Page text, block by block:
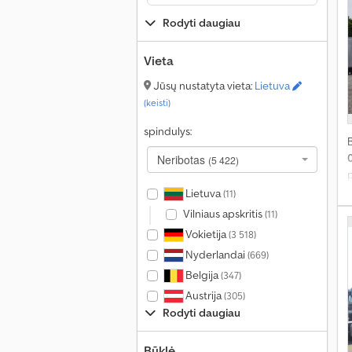
Rodyti daugiau
Vieta
Jūsų nustatyta vieta: Lietuva
(keisti)
spindulys:
Neribotas (5 422)
Lietuva(11)
Vilniaus apskritis(11)
Vokietija(3 518)
Nyderlandai(669)
Belgija(347)
Austrija(305)
Rodyti daugiau